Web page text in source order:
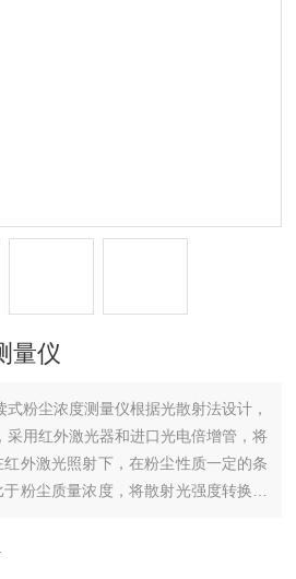
量仪
式粉尘浓度测量仪根据光散射法设计，
采用红外激光器和进口光电倍增管，将
外激光照射下，在粉尘性质一定的条
粉尘质量浓度，将散射光强度转换成